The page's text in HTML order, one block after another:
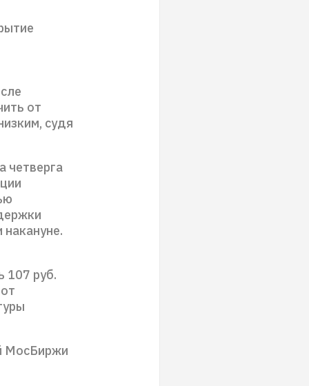
от
судя
четверга
107 руб.
МосБиржи